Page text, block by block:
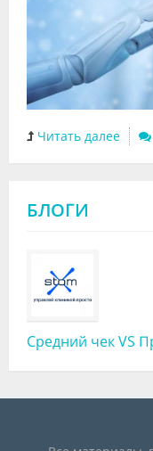
Читать далее
БЛОГИ
Средний чек VS